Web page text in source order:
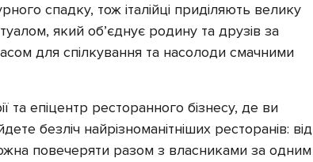
спадку, тож італійці приділяють велику
який об’єднує родину та друзів за
для спілкування та насолоди смачними
та епіцентр ресторанного бізнесу, де ви
безліч найрізноманітніших ресторанів: від
повечеряти разом з власниками за одним